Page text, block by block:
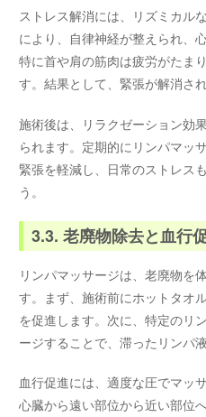
ストレス解消には、リズミカル
により、自律神経が整えられ、
特に首や肩の筋肉は疲労がたま
す。結果として、緊張が解消さ
施術後は、リラクゼーション効
られます。定期的にリンパマッ
緊張を軽減し、日常のストレス
う。
3.3. 老廃物除去と血行
リンパマッサージは、老廃物を
す。まず、施術前にホットタオ
を促進します。次に、特定のリ
ージすることで、滞ったリンパ
血行促進には、適度な圧でマッ
心臓から遠い部位から近い部位